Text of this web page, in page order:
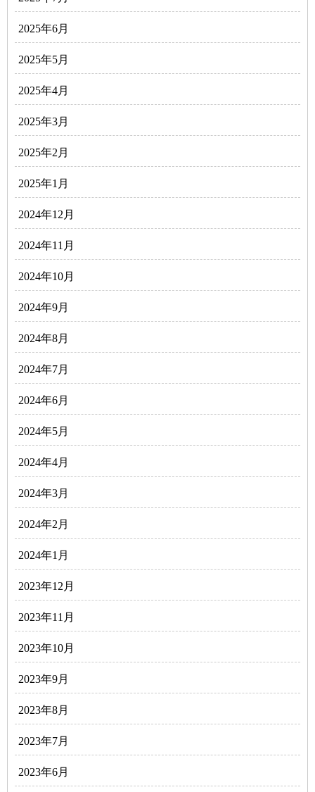
2025年6月
2025年5月
2025年4月
2025年3月
2025年2月
2025年1月
2024年12月
2024年11月
2024年10月
2024年9月
2024年8月
2024年7月
2024年6月
2024年5月
2024年4月
2024年3月
2024年2月
2024年1月
2023年12月
2023年11月
2023年10月
2023年9月
2023年8月
2023年7月
2023年6月